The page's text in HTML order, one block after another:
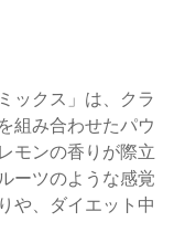
ックス」は、クラ
組み合わせたパウ
モンの香りが際立
ーツのような感覚
や、ダイエット中